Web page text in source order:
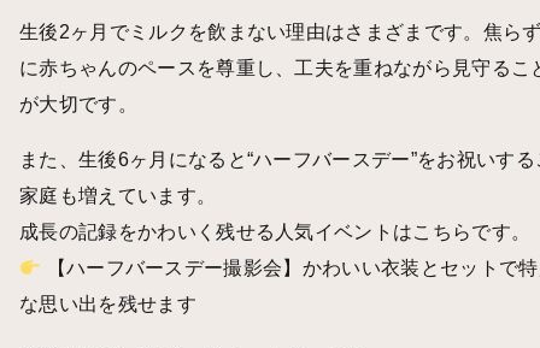
生後2ヶ月でミルクを飲まない理由はさまざまです。焦ら
に赤ちゃんのペースを尊重し、工夫を重ねながら見守るこ
が大切です。
また、生後6ヶ月になると“ハーフバースデー”をお祝いする
家庭も増えています。
成長の記録をかわいく残せる人気イベントはこちらです。
【ハーフバースデー撮影会】かわいい衣装とセットで
な思い出を残せます